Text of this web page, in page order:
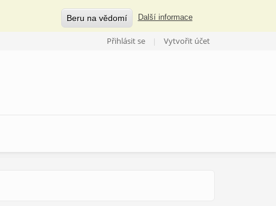
Beru na vědomí Další informace
Přihlásit se Vytvořit účet